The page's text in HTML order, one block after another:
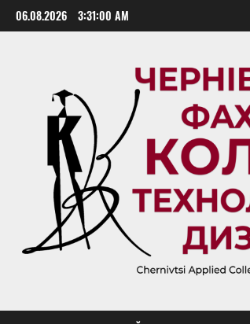
Skip
to
06.08.2026 3:31:01 AM